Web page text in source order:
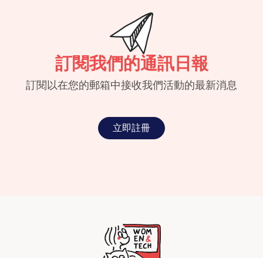
訂閱我們的通訊日報
訂閱以在您的郵箱中接收我們活動的最新消息
立即註冊